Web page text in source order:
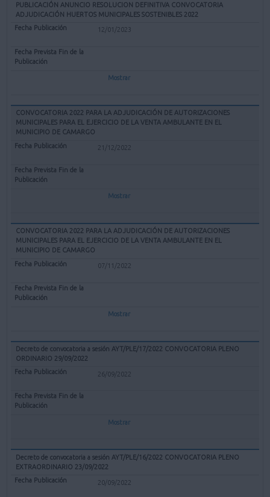
PUBLICACIÓN ANUNCIO RESOLUCION DEFINITIVA CONVOCATORIA
ADJUDICACIÓN HUERTOS MUNICIPALES SOSTENIBLES 2022
12/01/2023
Mostrar
CONVOCATORIA 2022 PARA LA ADJUDICACIÓN DE AUTORIZACIONES
MUNICIPALES PARA EL EJERCICIO DE LA VENTA AMBULANTE EN EL
MUNICIPIO DE CAMARGO
21/12/2022
Mostrar
CONVOCATORIA 2022 PARA LA ADJUDICACIÓN DE AUTORIZACIONES
MUNICIPALES PARA EL EJERCICIO DE LA VENTA AMBULANTE EN EL
MUNICIPIO DE CAMARGO
07/11/2022
Mostrar
Decreto de convocatoria a sesión AYT/PLE/17/2022 CONVOCATORIA PLENO
ORDINARIO 29/09/2022
26/09/2022
Mostrar
Decreto de convocatoria a sesión AYT/PLE/16/2022 CONVOCATORIA PLENO
EXTRAORDINARIO 23/09/2022
20/09/2022